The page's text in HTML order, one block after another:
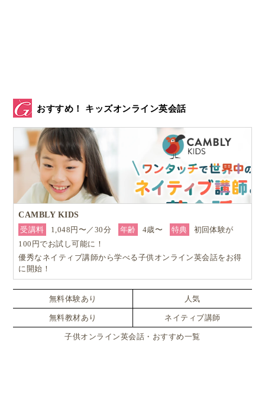
おすすめ！ キッズオンライン英会話
CAMBLY KIDS
受講料
1,048円〜／30分 年齢 4歳〜 特典
初回体験が
100円でお試し可能に！
優秀なネイティブ講師から学べる子供オンライン英会話をお得
に開始！
無料体験あり 人気
無料教材あり ネイティブ講師
子供オンライン英会話・おすすめ一覧